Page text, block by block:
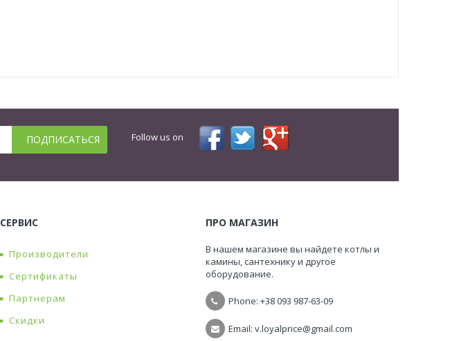
Follow us on
СЕРВИС
Производители
Сертификаты
Партнерам
Скидки
ПРО МАГАЗИН
В нашем магазине вы найдете котлы и
камины, сантехнику и другое
оборудование.
Phone: +38093 987-63-09
Email: v.loyalprice@gmail.com